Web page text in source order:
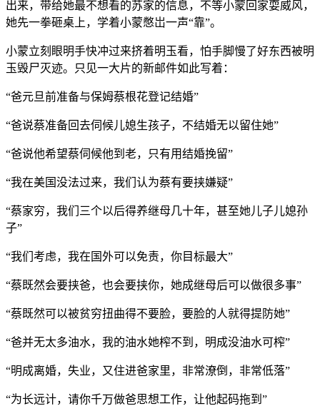
出来，带给她最不想看的苏家的信息，不等小蒙回家耍威风，
她先一拳砸桌上，学着小蒙憋岀一声“靠”。
小蒙立刻眼明手快冲过来挤着明玉看，怕手脚慢了好东西被明
玉毁尸灭迹。只见一大片的新邮件如此写着：
“爸元旦前准备与保姆蔡根花登记结婚”
“爸说蔡准备回去伺候儿媳生孩子，不结婚无以留住她”
“爸说他希望蔡伺候他到老，只有用结婚挽留”
“我在美国没法过来，我们认为蔡有要挟嫌疑”
“蔡家穷，我们三个以后得养继母几十年，甚至她儿子儿媳孙
子”
“我们考虑，我在国外可以免责，你目标最大”
“蔡既然会要挟爸，也会要挟你，她成继母后可以做很多事”
“蔡既然可以被贫穷扭曲得不要脸，要脸的人就得提防她”
“爸并无太多油水，我的油水她榨不到，明成没油水可榨”
“明成离婚，失业，又住进爸家里，非常潦倒，非常低落”
“为长远计，请你千万做爸思想工作，让他起码拖到”